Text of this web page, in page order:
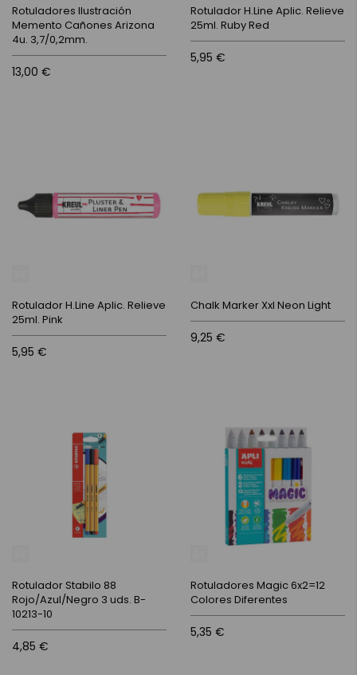
Rotuladores Ilustración
Memento Cañones Arizona
4u. 3,7/0,2mm.
13,00 €
Rotulador H.Line Aplic. Relieve
25ml. Ruby Red
5,95 €
Rotulador H.Line Aplic. Relieve
25ml. Pink
5,95 €
Chalk Marker Xxl Neon Light
9,25 €
Rotulador Stabilo 88
Rojo/Azul/Negro 3 uds. B-
10213-10
4,85 €
Rotuladores Magic 6x2=12
Colores Diferentes
5,35 €